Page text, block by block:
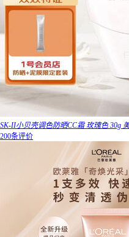
SK-II小贝壳调色防晒CC霜 玫瑰色 30g
200条评价